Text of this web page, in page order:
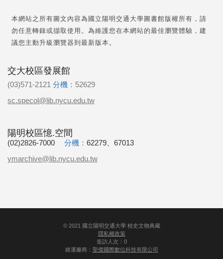
本網站之所有圖文內容為國立陽明交通大學圖書館版權所有，請
勿任意轉錄或擷取使用。為維護您在本網站的最佳瀏覽體驗，建
議您主動升級瀏覽器到最新版本。
交大校區發展館
(03)571-2121 分機： 52629
sc.specol@lib.nycu.edu.tw
陽明校區憶.空間
(02)2826-7000 分機： 62279、67013
ymarchive@lib.nycu.edu.tw
© 2021 國立陽明交通大學 校史文物典藏
隱私權政策
造訪人次：0
維運廠商： 聖傑國際數位科技有限公司